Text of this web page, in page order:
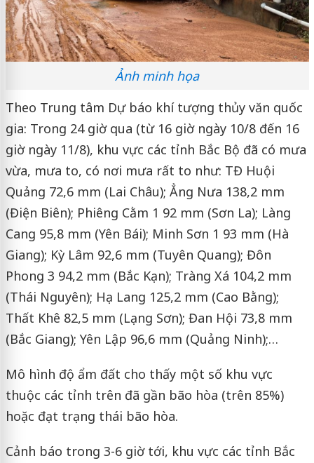
Ảnh minh họa
Theo Trung tâm Dự báo khí tượng thủy văn quốc
gia: Trong 24 giờ qua (từ 16 giờ ngày 10/8 đến 16
giờ ngày 11/8), khu vực các tỉnh Bắc Bộ đã có mưa
vừa, mưa to, có nơi mưa rất to như: TĐ Huội
Quảng 72,6 mm (Lai Châu); Ẳng Nưa 138,2 mm
(Điện Biên); Phiêng Cằm 1 92 mm (Sơn La); Làng
Cang 95,8 mm (Yên Bái); Minh Sơn 1 93 mm (Hà
Giang); Kỳ Lâm 92,6 mm (Tuyên Quang); Đôn
Phong 3 94,2 mm (Bắc Kạn); Tràng Xá 104,2 mm
(Thái Nguyên); Hạ Lang 125,2 mm (Cao Bằng);
Thất Khê 82,5 mm (Lạng Sơn); Đan Hội 73,8 mm
(Bắc Giang); Yên Lập 96,6 mm (Quảng Ninh);…
Mô hình độ ẩm đất cho thấy một số khu vực
thuộc các tỉnh trên đã gần bão hòa (trên 85%)
hoặc đạt trạng thái bão hòa.
Cảnh báo trong 3-6 giờ tới, khu vực các tỉnh Bắc